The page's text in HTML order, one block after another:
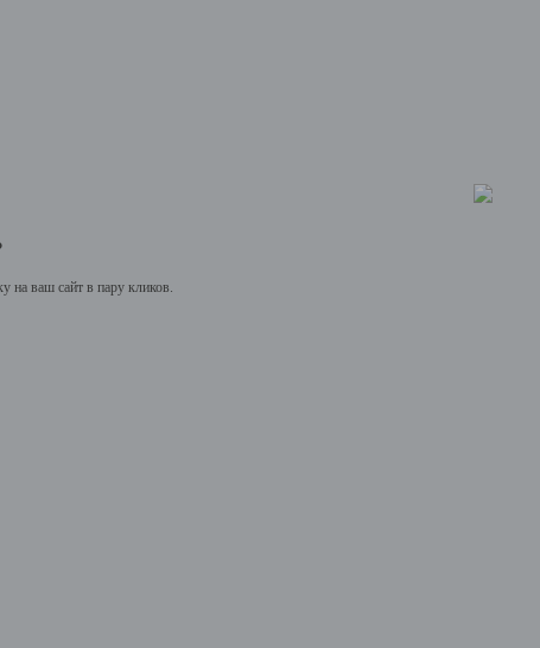
на ваш сайт в пару кликов.